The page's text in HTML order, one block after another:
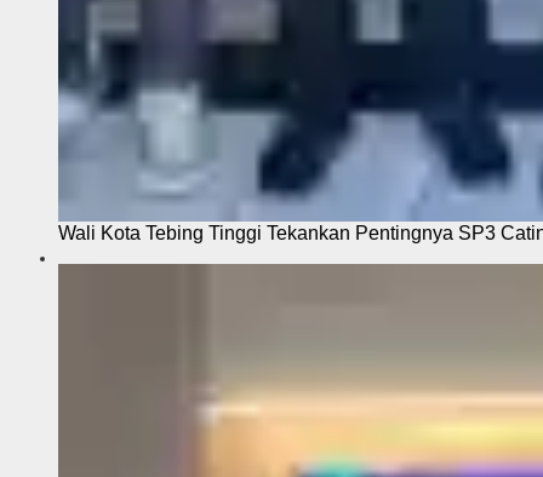
Wali Kota Tebing Tinggi Tekankan Pentingnya SP3